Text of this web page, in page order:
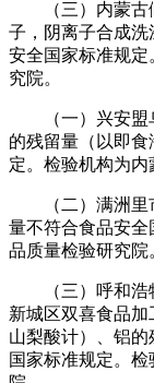
（三）内蒙古倾
子，阴离子合成
安全国家标准规
究院。
（一）兴安盟乌
的残留量（以即
定。检验机构为内
（二）满洲里市
量不符合食品安
品质量检验研究院
（三）呼和浩特
新城区双喜食品
山梨酸计）、铝
国家标准规定。